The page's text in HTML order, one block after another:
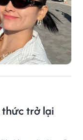
thức trở lại